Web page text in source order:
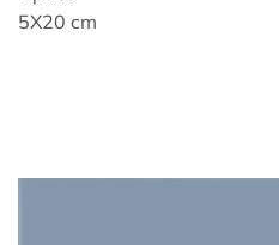
5X20 cm